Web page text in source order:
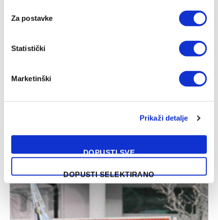
Za postavke
Statistički
Marketinški
Prikaži detalje
DOPUSTI SVE
DOPUSTI SELEKTIRANO
Peljto sudi mostarski derbi, Musić u Širokom
Brijegu, Kukić na Grbavici
Irfan Peljto, najbolji bosanskohercegovački sudija, određen
je za glavnog sudiju mostarskog derbija koji će u subotu
od 16 sati igrati…